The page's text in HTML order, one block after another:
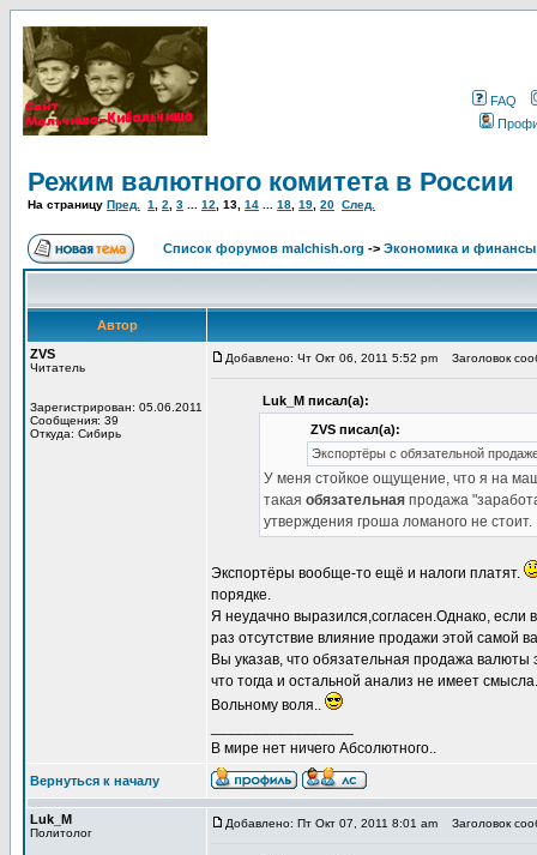
FAQ
Режим валютного комитета в России
На страницу Пред. 1 2 3 12 13 14 18 19 20 След.
Список форумов malchish.org -> Экономика и финансы
Автор
ZVS
Читатель
Зарегистрирован: 05.06.2011
Сообщения: 39
Откуда: Сибирь
Добавлено: Чт Окт 06, 2011 5:52 pm Заголовок
Luk_M писал(а):
ZVS писал(а):
Экспортёры с обязательной
У меня стойкое ощущение, что я на
такая обязательная продажа
утверждения гроша ломаного не стоит.
Экспортёры вообще-то ещё и налоги платят.
порядке.
Я неудачно выразился,согласен.Однако, если
раз отсутствие влияние продажи этой самой
Вы указав, что обязательная продажа валюты
что тогда и остальной анализ не имеет смысла.
Вольному воля..
В мире нет ничего Абсолютного..
Вернуться к началу
Luk_M
Политолог
Добавлено: Пт Окт 07, 2011 8:01 am Заголовок